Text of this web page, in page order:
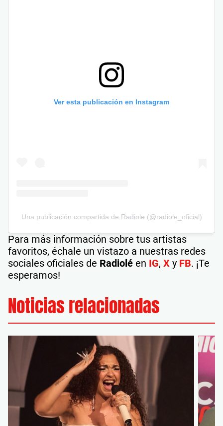
Ver esta publicación en Instagram
Una publicación compartida de Radiole (@radiole_oficial)
Para más información sobre tus artistas
favoritos, échale un vistazo a nuestras redes
sociales oficiales de Radiolé en IG, X y FB. ¡Te
esperamos!
Noticias relacionadas